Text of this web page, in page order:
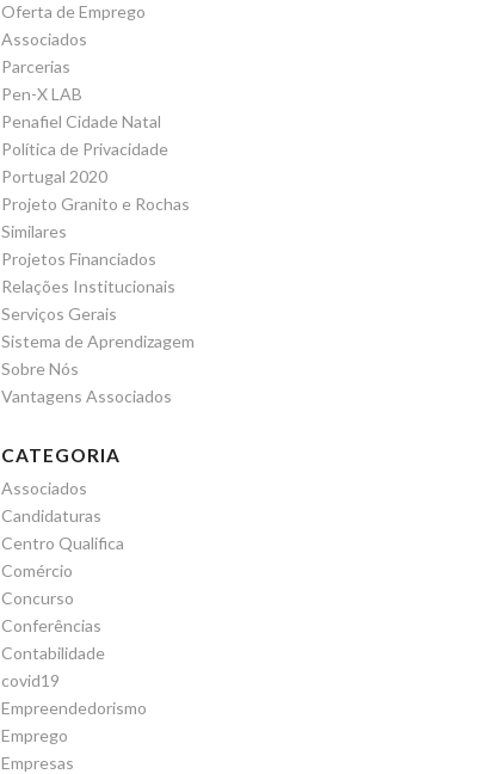
Oferta de Emprego
Associados
Parcerias
Pen-X LAB
Penafiel Cidade Natal
Política de Privacidade
Portugal 2020
Projeto Granito e Rochas
Similares
Projetos Financiados
Relações Institucionais
Serviços Gerais
Sistema de Aprendizagem
Sobre Nós
Vantagens Associados
CATEGORIA
Associados
Candidaturas
Centro Qualifica
Comércio
Concurso
Conferências
Contabilidade
covid19
Empreendedorismo
Emprego
Empresas